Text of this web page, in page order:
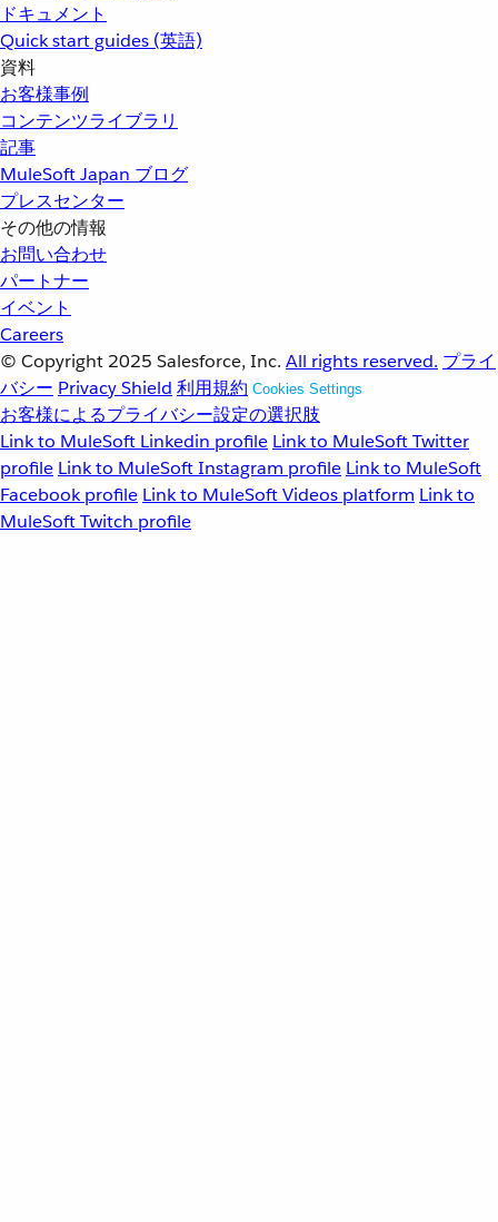
ドキュメント
Quick start guides (英語)
資料
お客様事例
コンテンツライブラリ
記事
MuleSoft Japan ブログ
プレスセンター
その他の情報
お問い合わせ
パートナー
イベント
Careers
© Copyright 2025 Salesforce, Inc. All rights reserved. プライ
バシー Privacy Shield 利用規約 Cookies Settings
お客様によるプライバシー設定の選択肢
Link to MuleSoft Linkedin profile Link to MuleSoft Twitter
profile Link to MuleSoft Instagram profile Link to MuleSoft
Facebook profile Link to MuleSoft Videos platform Link to
MuleSoft Twitch profile